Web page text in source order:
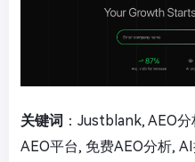
关键词 ：Justblank, AEO
AEO平台, 免费AEO分析,